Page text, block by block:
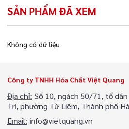
SẢN PHẨM ĐÃ XEM
Không có dữ liệu
Công ty TNHH Hóa Chất Việt Quang
Địa chỉ: Số 10, ngách 50/71, tổ
Trì, phường Từ Liêm, Thành phố
Email: info@vietquang.vn